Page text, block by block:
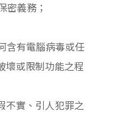
密義務；
含有電腦病毒或任
壞或限制功能之程
不實、引人犯罪之